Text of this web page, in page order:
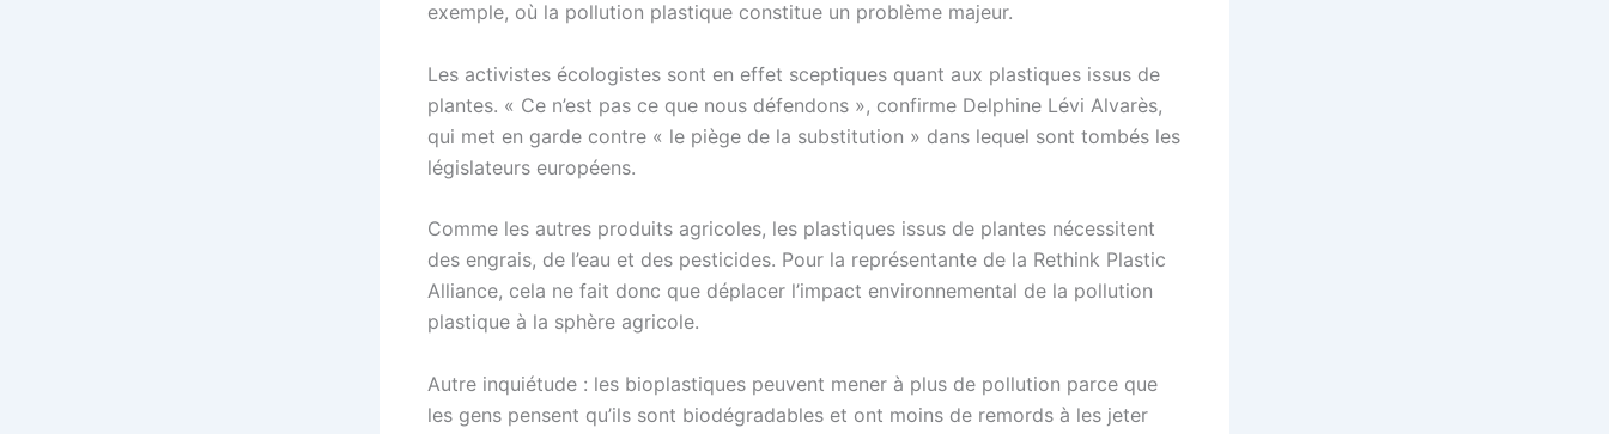
exemple, où la pollution plastique constitue un problème majeur.
Les activistes écologistes sont en effet sceptiques quant aux plastiques issus de
plantes. « Ce n’est pas ce que nous défendons », confirme Delphine Lévi Alvarès,
qui met en garde contre « le piège de la substitution » dans lequel sont tombés les
législateurs européens.
Comme les autres produits agricoles, les plastiques issus de plantes nécessitent
des engrais, de l’eau et des pesticides. Pour la représentante de la Rethink Plastic
Alliance, cela ne fait donc que déplacer l’impact environnemental de la pollution
plastique à la sphère agricole.
Autre inquiétude : les bioplastiques peuvent mener à plus de pollution parce que
les gens pensent qu’ils sont biodégradables et ont moins de remords à les jeter